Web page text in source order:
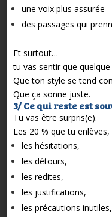
une voix plus assurée
des passages qui
Et surtout…
tu vas sentir que
Que ton style se tend
Que ça sonne juste.
3/ Ce qui reste est
Tu vas être surpris(e).
Les 20 % que tu
les hésitations,
les détours,
les redites,
les justifications,
les précautions inutiles,